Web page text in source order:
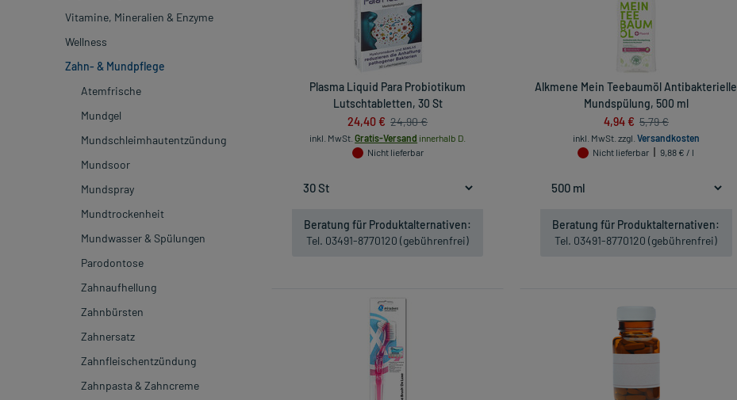
Vitamine, Mineralien & Enzyme
Wellness
Zahn- & Mundpflege
Atemfrische
Mundgel
Mundschleimhautentzündung
Mundsoor
Mundspray
Mundtrockenheit
Mundwasser & Spülungen
Parodontose
Zahnaufhellung
Zahnbürsten
Zahnersatz
Zahnfleischentzündung
Zahnpasta & Zahncreme
Plasma Liquid Para Probiotikum
Lutschtabletten, 30 St
24,40 € 24,90 €
inkl. MwSt. Gratis-Versand innerhalb D.
Nicht lieferbar
Beratung für Produktalternativen:
Tel. 03491-8770120 (gebührenfrei)
Alkmene Mein Teebaumöl Antibakterielle
Mundspülung, 500 ml
4,94 € 5,79 €
inkl. MwSt. zzgl. Versandkosten
Nicht lieferbar
9,88 € / l
Beratung für Produktalternativen:
Tel. 03491-8770120 (gebührenfrei)